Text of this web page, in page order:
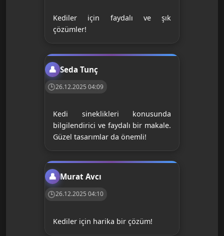
Kediler için faydalı ve şık
çözümler!
Seda Tunç
26.12.2025 04:09
Kedi sineklikleri konusunda
bilgilendirici ve faydalı bir makale.
Güzel tasarımlar da önemli!
Murat Avcı
26.12.2025 04:10
Kediler için harika bir çözüm!